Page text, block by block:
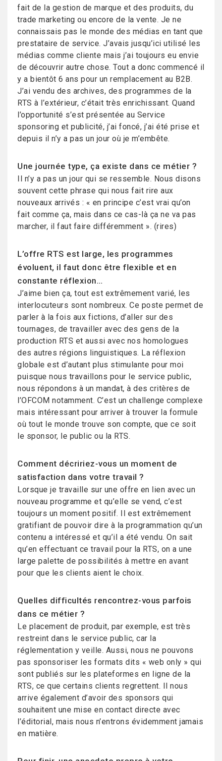
fait de la gestion de marque et des produits, du
trade marketing ou encore de la vente. Je ne
connaissais pas le monde des médias en tant que
prestataire de service. J’avais jusqu’ici utilisé les
médias comme cliente mais j’ai toujours eu envie
de découvrir autre chose. Tout a donc commencé il
y a bientôt 6 ans pour un remplacement au B2B.
J’ai vendu des archives, des programmes de la
RTS à l’extérieur, c’était très enrichissant. Quand
l’opportunité s’est présentée au Service
sponsoring et publicité, j’ai foncé, j’ai été prise et
depuis il n’y a pas un jour où je m’embête.
Une journée type, ça existe dans ce métier ?
Il n’y a pas un jour qui se ressemble. Nous disons
souvent cette phrase qui nous fait rire aux
nouveaux arrivés : « en principe c’est vrai qu’on
fait comme ça, mais dans ce cas-là ça ne va pas
marcher, il faut faire différemment ». (rires)
L’offre RTS est large, les programmes
évoluent, il faut donc être flexible et en
constante réflexion…
J’aime bien ça, tout est extrêmement varié, les
interlocuteurs sont nombreux. Ce poste permet de
parler à la fois aux fictions, d’aller sur des
tournages, de travailler avec des gens de la
production RTS et aussi avec nos homologues
des autres régions linguistiques. La réflexion
globale est d’autant plus stimulante pour moi
puisque nous travaillons pour le service public,
nous répondons à un mandat, à des critères de
l’OFCOM notamment. C’est un challenge complexe
mais intéressant pour arriver à trouver la formule
où tout le monde trouve son compte, que ce soit
le sponsor, le public ou la RTS.
Comment décririez-vous un moment de
satisfaction dans votre travail ?
Lorsque je travaille sur une offre en lien avec un
nouveau programme et qu’elle se vend, c’est
toujours un moment positif. Il est extrêmement
gratifiant de pouvoir dire à la programmation qu’un
contenu a intéressé et qu’il a été vendu. On sait
qu’en effectuant ce travail pour la RTS, on a une
large palette de possibilités à mettre en avant
pour que les clients aient le choix.
Quelles difficultés rencontrez-vous parfois
dans ce métier ?
Le placement de produit, par exemple, est très
restreint dans le service public, car la
réglementation y veille. Aussi, nous ne pouvons
pas sponsoriser les formats dits « web only » qui
sont publiés sur les plateformes en ligne de la
RTS, ce que certains clients regrettent. Il nous
arrive également d’avoir des sponsors qui
souhaitent une mise en contact directe avec
l’éditorial, mais nous n’entrons évidemment jamais
en matière.